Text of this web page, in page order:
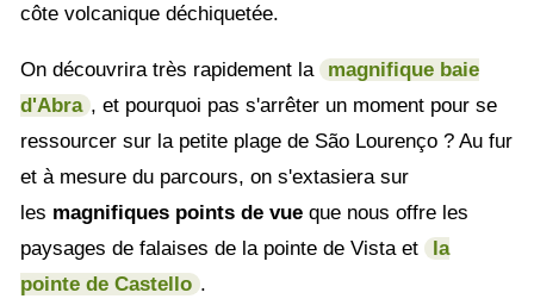
côte volcanique déchiquetée.
On découvrira très rapidement la
magnifique baie
d'Abra , et pourquoi pas s'arrêter un moment pour se
ressourcer sur la petite plage de São Lourenço ? Au fur
et à mesure du parcours, on s'extasiera sur
les magnifiques points de vueque nous offre les
paysages de falaises de la pointe de Vista et
la
pointe de Castello .